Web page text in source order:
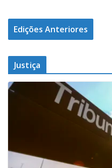
Edições Anteriores
Justiça